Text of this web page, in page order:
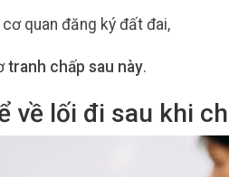
quan đăng ký đất đai,
tranh chấp sau này.
về lối đi sau khi